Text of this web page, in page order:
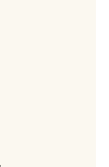
ては、当日に